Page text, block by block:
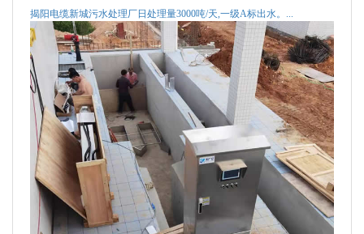
揭阳电缆新城污水处理厂日处理量3000吨/天,一级A标出水。...